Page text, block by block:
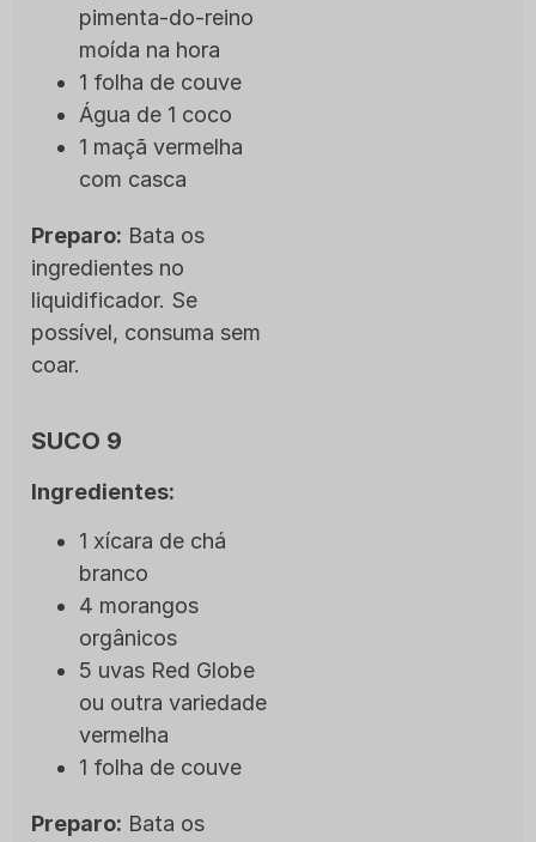
pimenta-do-reino
moída na hora
1 folha de couve
Água de 1 coco
1 maçã vermelha
com casca
Preparo: Bata os
ingredientes no
liquidificador. Se
possível, consuma sem
coar.
SUCO 9
Ingredientes:
1 xícara de chá
branco
4 morangos
orgânicos
5 uvas Red Globe
ou outra variedade
vermelha
1 folha de couve
Preparo: Bata os